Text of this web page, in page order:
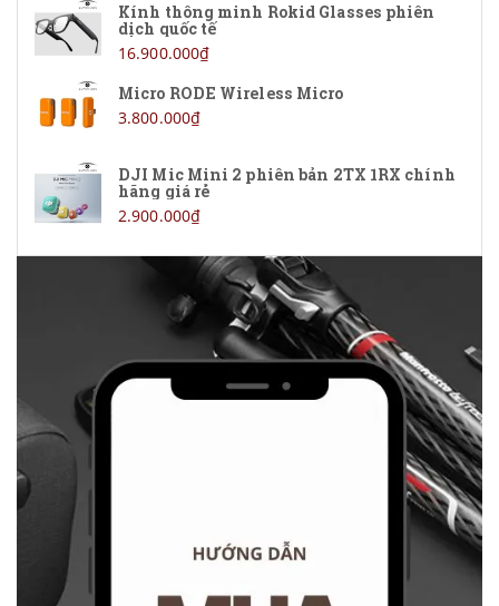
Kính thông minh Rokid Glasses phiên
dịch quốc tế
16.900.000₫
Micro RODE Wireless Micro
3.800.000₫
DJI Mic Mini 2 phiên bản 2TX 1RX chính
hãng giá rẻ
2.900.000₫